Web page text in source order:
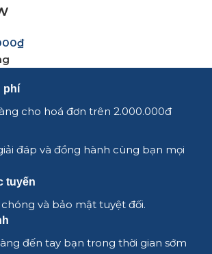
₫
phí
cho hoá đơn trên 2.000.000đ
đáp và đồng hành cùng bạn mọi
tuyến
và bảo mật tuyệt đối.
đến tay bạn trong thời gian sớm